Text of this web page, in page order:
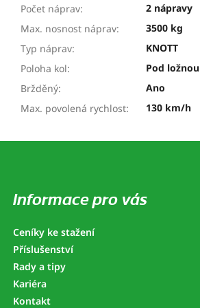
Počet náprav:
2 nápravy
Max. nosnost náprav:
3500 kg
Typ náprav:
KNOTT
Poloha kol:
Pod
Bržděný:
Ano
Max. povolená rychlost: 130 km/h
Informace pro vás
Ceníky ke stažení
Příslušenství
Rady a tipy
Kariéra
Kontakt